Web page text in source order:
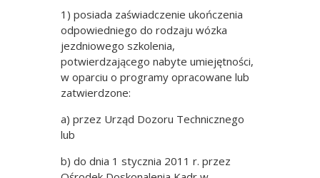
1) posiada zaświadczenie ukończenia
odpowiedniego do rodzaju wózka
jezdniowego szkolenia,
potwierdzającego nabyte umiejętności,
w oparciu o programy opracowane lub
zatwierdzone:
a) przez Urząd Dozoru Technicznego
lub
b) do dnia 1 stycznia 2011 r. przez